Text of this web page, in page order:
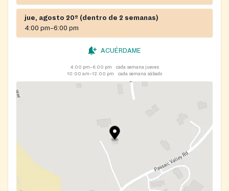
jue, agosto 20º (dentro de 2 semanas)
4:00 pm–6:00 pm
ACUÉRDAME
4:00 pm–6:00 pm
cada semana jueves
10:00 am–12:00 pm
cada semana sábado